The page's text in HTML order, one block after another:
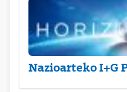
Nazioarteko I+G